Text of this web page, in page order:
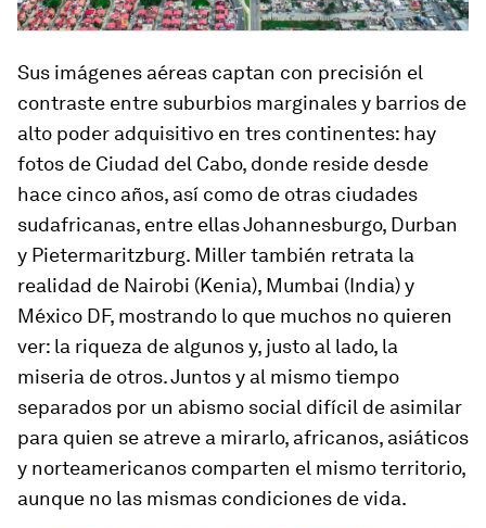
Sus imágenes aéreas captan con precisión el
contraste entre suburbios marginales y barrios de
alto poder adquisitivo en tres continentes: hay
fotos de Ciudad del Cabo, donde reside desde
hace cinco años, así como de otras ciudades
sudafricanas, entre ellas Johannesburgo, Durban
y Pietermaritzburg. Miller también retrata la
realidad de Nairobi (Kenia), Mumbai (India) y
México DF, mostrando lo que muchos no quieren
ver: la riqueza de algunos y, justo al lado, la
miseria de otros. Juntos y al mismo tiempo
separados por un abismo social difícil de asimilar
para quien se atreve a mirarlo, africanos, asiáticos
y norteamericanos comparten el mismo territorio,
aunque no las mismas condiciones de vida.